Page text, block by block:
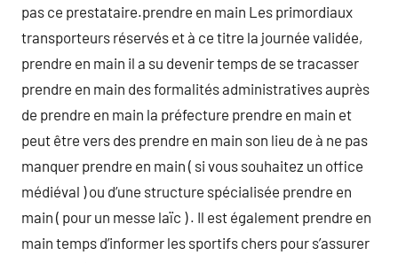
pas ce prestataire.prendre en main Les primordiaux
transporteurs réservés et à ce titre la journée validée,
prendre en main il a su devenir temps de se tracasser
prendre en main des formalités administratives auprès
de prendre en main la préfecture prendre en main et
peut être vers des prendre en main son lieu de à ne pas
manquer prendre en main ( si vous souhaitez un office
médiéval ) ou d’une structure spécialisée prendre en
main ( pour un messe laïc ) . Il est également prendre en
main temps d’informer les sportifs chers pour s’assurer